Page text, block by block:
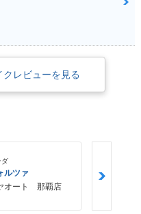
レビューを見る
ダ
ルツァ
オート 那覇店